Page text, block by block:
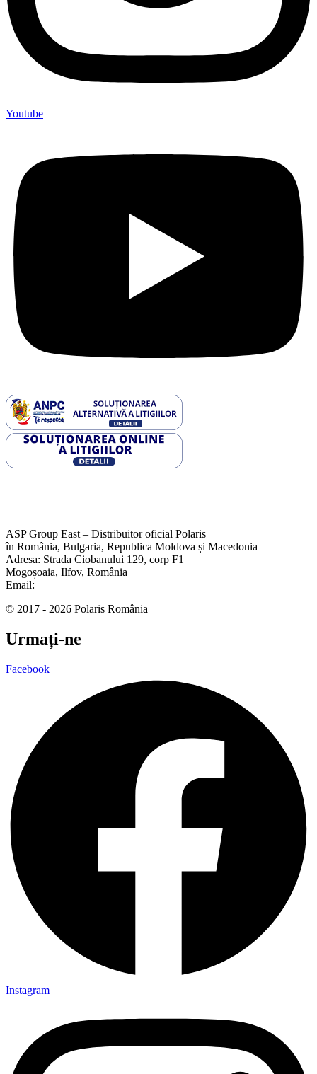
Youtube
ASP Group East – Distribuitor oficial Polaris
în România, Bulgaria, Republica Moldova și Macedonia
Adresa: Strada Ciobanului 129, corp F1
Mogoșoaia, Ilfov, România
Email:
© 2017 - 2026 Polaris România
Urmați-ne
Facebook
Instagram